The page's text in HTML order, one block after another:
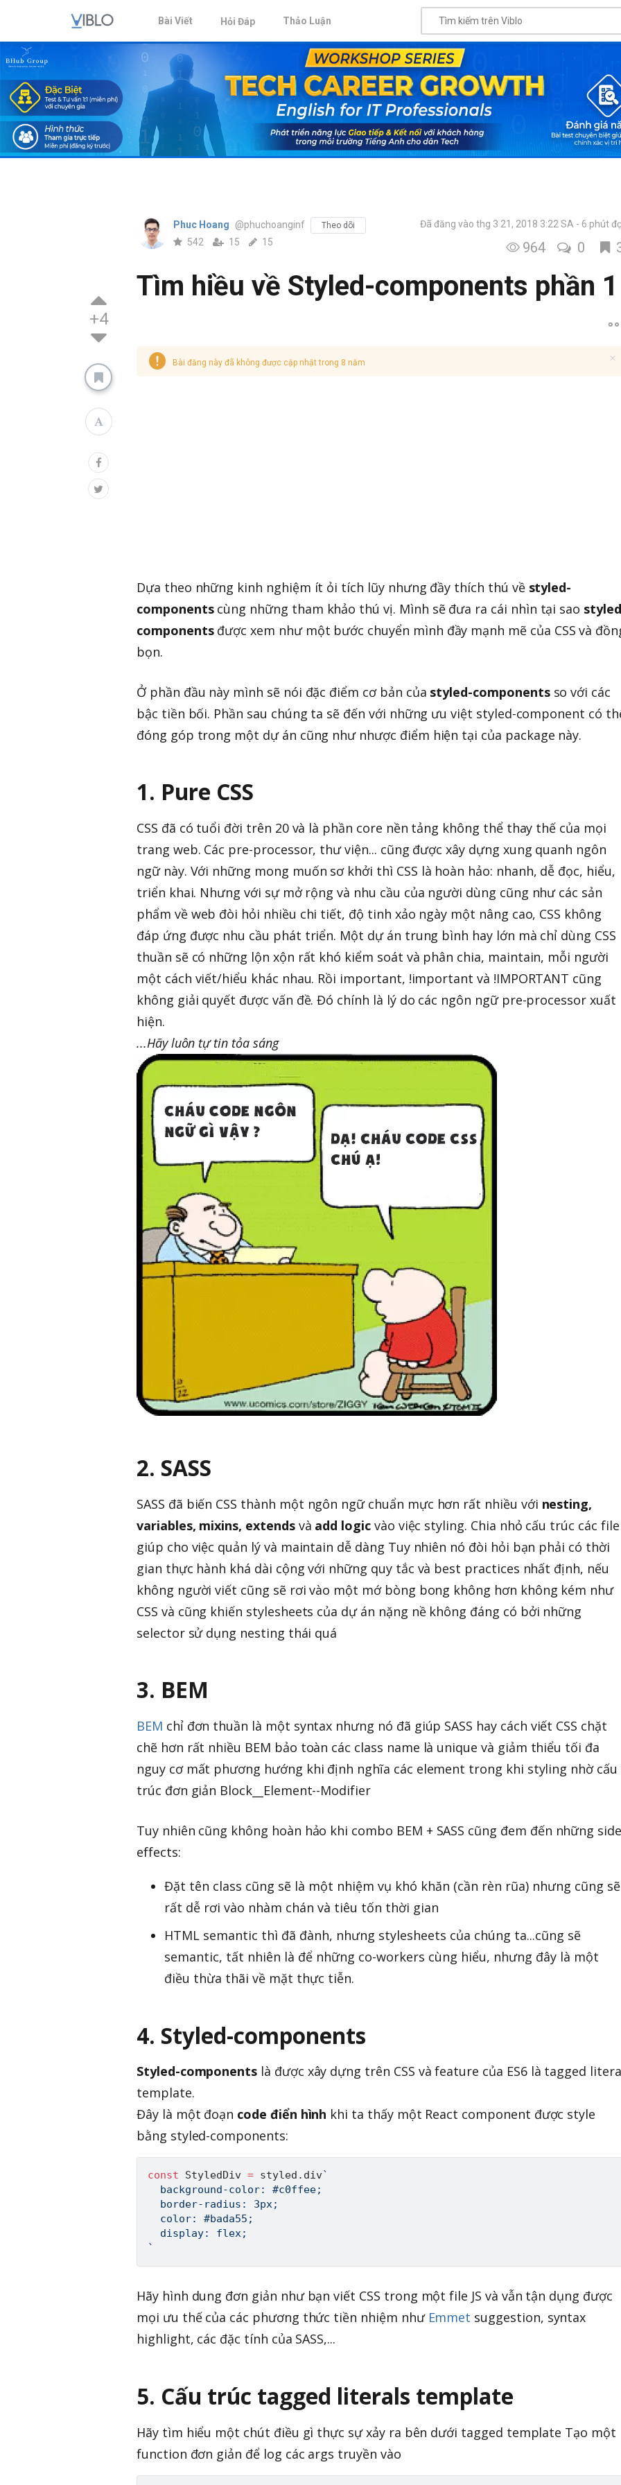
Bài Viết Hỏi Đáp Thảo Luận
+4
Phuc Hoang @phuchoanginf Theo dõi
542 15 15
Đã đăng vào thg 3 21, 2018 3:22 SA 6 phút
964 0
Tìm hiều về Styled-components phần 1
Bài đăng này đã không được cập nhật trong 8 năm
Dựa theo những kinh nghiệm ít ỏi tích lũy nhưng đầy thích thú về styled-
componentscùng những tham khảo thú vị. Mình sẽ đưa ra cái nhìn tại sao
componentsđược xem như một bước chuyển mình đầy mạnh mẽ của CSS và
bọn.
Ở phần đầu này mình sẽ nói đặc điểm cơ bản của styled-componentsso với các
bậc tiền bối. Phần sau chúng ta sẽ đến với những ưu việt styled-component có
đóng góp trong một dự án cũng như nhược điểm hiện tại của package này.
1. Pure CSS
CSS đã có tuổi đời trên 20 và là phần core nền tảng không thể thay thế của mọi
trang web. Các pre-processor, thư viện... cũng được xây dựng xung quanh ngôn
ngữ này. Với những mong muốn sơ khởi thì CSS là hoàn hảo: nhanh, dễ đọc, hiểu,
triển khai. Nhưng với sự mở rộng và nhu cầu của người dùng cũng như các sản
phẩm về web đòi hỏi nhiều chi tiết, độ tinh xảo ngày một nâng cao, CSS không
đáp ứng được nhu cầu phát triển. Một dự án trung bình hay lớn mà chỉ dùng CSS
thuần sẽ có những lộn xộn rất khó kiểm soát và phân chia, maintain, mỗi người
một cách viết/hiểu khác nhau. Rồi important, !important và !IMPORTANT cũng
không giải quyết được vấn đề. Đó chính là lý do các ngôn ngữ pre-processor xuất
hiện.
...Hãy luôn tự tin tỏa sáng
2. SASS
SASS đã biến CSS thành một ngôn ngữ chuẩn mực hơn rất nhiều với nesting,
variables, mixins, extendsvà add logicvào việc styling. Chia nhỏ cấu trúc các file
giúp cho việc quản lý và maintain dễ dàng Tuy nhiên nó đòi hỏi bạn phải có thời
gian thực hành khá dài cộng với những quy tắc và best practices nhất định, nếu
không người viết cũng sẽ rơi vào một mớ bòng bong không hơn không kém như
CSS và cũng khiến stylesheets của dự án nặng nề không đáng có bởi những
selector sử dụng nesting thái quá
3. BEM
BEM chỉ đơn thuần là một syntax nhưng nó đã giúp SASS hay cách viết CSS chặt
chẽ hơn rất nhiều BEM bảo toàn các class name là unique và giảm thiểu tối đa
nguy cơ mất phương hướng khi định nghĩa các element trong khi styling nhờ cấu
trúc đơn giản Block__Element--Modifier
Tuy nhiên cũng không hoàn hảo khi combo BEM + SASS cũng đem đến những
effects:
Đặt tên class cũng sẽ là một nhiệm vụ khó khăn (cần rèn rũa) nhưng cũng sẽ
rất dễ rơi vào nhàm chán và tiêu tốn thời gian
HTML semantic thì đã đành, nhưng stylesheets của chúng ta...cũng sẽ
semantic, tất nhiên là để những co-workers cùng hiểu, nhưng đây là một
điều thừa thãi về mặt thực tiễn.
4. Styled-components
Styled-components là được xây dựng trên CSS và feature của ES6 là tagged
template.
Đây là một đoạn code điển hình khi ta thấy một React component được style
bằng styled-components:
const StyledDiv = styled . div`
  background-color: #c0ffee;
  border-radius: 3px;
  color: #bada55;
`
Hãy hình dung đơn giản như bạn viết CSS trong một file JS và vẫn tận dụng được
mọi ưu thế của các phương thức tiền nhiệm như Emmet suggestion, syntax
highlight, các đặc tính của SASS,...
5. Cấu trúc tagged literals template
Hãy tìm hiểu một chút điều gì thực sự xảy ra bên dưới tagged template Tạo một
function đơn giản để log các args truyền vào